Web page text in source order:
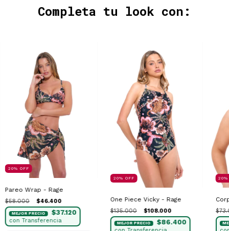
Completa tu look con:
20% OFF
Pareo Wrap - Rage
$58.000 $46.400
$37.120
20% OFF
One Piece Vicky - Rage
$135.000 $108.000
$86.400
20